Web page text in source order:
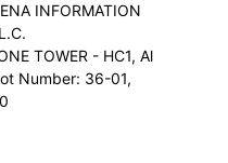
INFORMATION
TOWER - HC1, Al
Number: 36-01,